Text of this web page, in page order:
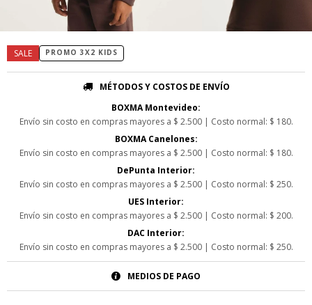
PROMO 3X2 KIDS
MÉTODOS Y COSTOS DE ENVÍO
BOXMA Montevideo:
Envío sin costo en compras mayores a $ 2.500 | Costo normal: $ 180.
BOXMA Canelones:
Envío sin costo en compras mayores a $ 2.500 | Costo normal: $ 180.
DePunta Interior:
Envío sin costo en compras mayores a $ 2.500 | Costo normal: $ 250.
UES Interior:
Envío sin costo en compras mayores a $ 2.500 | Costo normal: $ 200.
DAC Interior:
Envío sin costo en compras mayores a $ 2.500 | Costo normal: $ 250.
MEDIOS DE PAGO